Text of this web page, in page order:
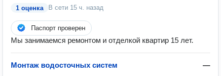
1 оценка В сети 15 ч. назад
Паспорт проверен
Мы занимаемся ремонтом и отделкой квартир 15 лет.
Монтаж водосточных систем —